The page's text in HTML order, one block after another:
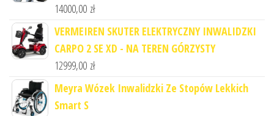
14000,00 zł
VERMEIREN SKUTER ELEKTRYCZNY INWALIDZKI
CARPO 2 SE XD - NA TEREN GÓRZYSTY
12999,00 zł
Meyra Wózek Inwalidzki Ze Stopów Lekkich
Smart S